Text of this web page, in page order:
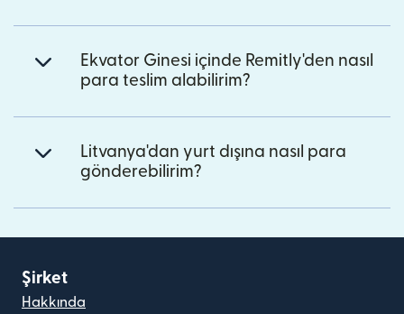
Ekvator Ginesi içinde Remitly'den nasıl
para teslim alabilirim?
Litvanya'dan yurt dışına nasıl para
gönderebilirim?
Şirket
Hakkında